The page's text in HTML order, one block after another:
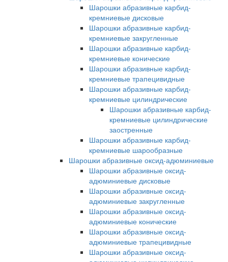
Шарошки абразивные карбид-
кремниевые дисковые
Шарошки абразивные карбид-
кремниевые закругленные
Шарошки абразивные карбид-
кремниевые конические
Шарошки абразивные карбид-
кремниевые трапецивидные
Шарошки абразивные карбид-
кремниевые цилиндрические
Шарошки абразивные карбид-
кремниевые цилиндрические
заостренные
Шарошки абразивные карбид-
кремниевые шарообразные
Шарошки абразивные оксид-адюминиевые
Шарошки абразивные оксид-
адюминиевые дисковые
Шарошки абразивные оксид-
адюминиевые закругленные
Шарошки абразивные оксид-
адюминиевые конические
Шарошки абразивные оксид-
адюминиевые трапецивидные
Шарошки абразивные оксид-